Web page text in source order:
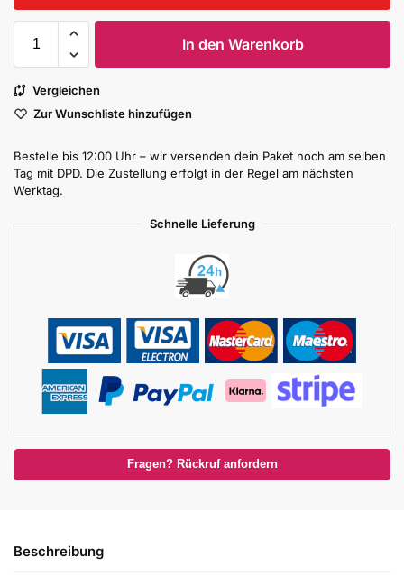
In den Warenkorb
Vergleichen
Zur Wunschliste hinzufügen
Bestelle bis 12:00 Uhr – wir versenden dein Paket noch am selben
Tag mit DPD. Die Zustellung erfolgt in der Regel am nächsten
Werktag.
Schnelle Lieferung
Fragen? Rückruf anfordern
Beschreibung